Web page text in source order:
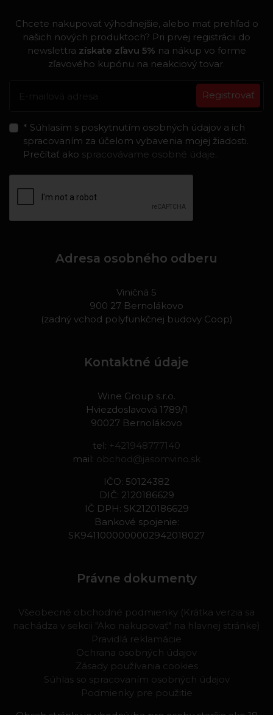
Chcete nakupovať výhodnejšie, alebo mať prehľad o
našich nových produktoch? Pri prvej registrácii do
newslettra získate zľavu 5% na nákup vo forme
zľavového kupónu na neakciový tovar.
Registrovať
* Súhlasím s poskytnutím osobných údajov a ich
spracovaním za účelom vybavenia mojej žiadosti.
Prečítať ako spracovávame osobné údaje.
Adresa osobného odberu
Viničná 5
900 27 Bernolákovo
(zadný vchod polyfunkčnej budovy Coop)
Kontaktné údaje
Wine Group s.r.o.
Hviezdoslavová 1789/1
90027 Bernolákovo
tel: +421948777140
mail: obchod@jasomvino.sk
IČO: 50124382
DIČ: 2120186629
IČ DPH: SK2120186629
Bankové spojenie:
SK9411000000002942018027
Právne dokumenty
Všeobecné obchodné podmienky (Krátka verzia sa
nachádza v sekcii "Ako nakupovať" na hlavnej stránke)
Pravidlá reklamácie
Ochrana osobných údajov
Zásady používania cookies
Súhlas so spracovaním osobných údajov
Podmienky pre použitie